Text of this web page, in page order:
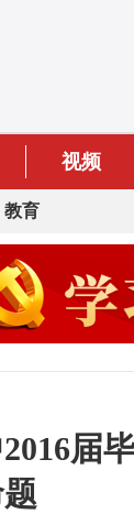
视频
教育
届